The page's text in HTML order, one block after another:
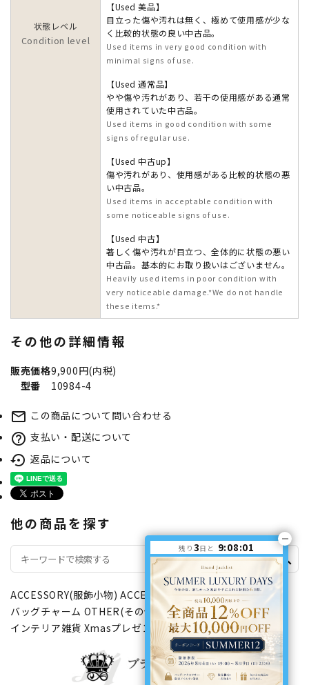
状態レベル
Condition level
【Used 美品】
目立った傷や汚れは無く、極めて使用感が少な
く比較的状態の良い中古品。
Used items in very good condition with
minimal signs of use.
【Used 通常品】
やや傷や汚れがあり、若干の使用感がある通常
使用されていた中古品。
Used items in good condition with some
signs of regular use.
【Used 中古up】
傷や汚れがあり、使用感がある比較的状態の悪
い中古品。
Used items in acceptable condition with
some noticeable signs of use.
【Used 中古】
著しく傷や汚れが目立つ、全体的に状態の悪い
中古品。基本的にお取り扱いはございません。
Heavily used items in poor condition with
very noticeable damage.*We do not handle
these items.*
その他の詳細情報
販売価格9,900円(内税)
型番
10984-4
mail_outline この商品について問い合わせる
help_outline 支払い・配送について
settings_backup_restore 返品について
他の商品を探す
search
ACCESSORY(服飾小物) ACCESSORY(服飾小物)
バッグチャーム OTHER(その他)OTHER(その他)
インテリア雑貨 Xmasプレゼント
残り 3日と 9:08:01